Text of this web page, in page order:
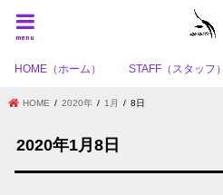
menu
HOME（ホーム） STAFF（スタッフ）
HOME 2020年 1月 8日
2020年1月8日